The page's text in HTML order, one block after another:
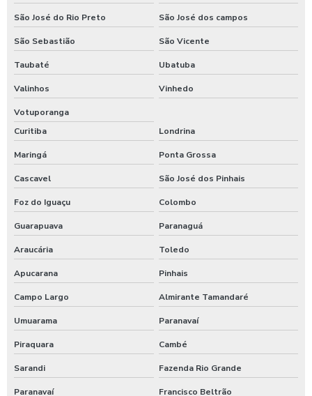
São José do Rio Preto São José dos campos
São Sebastião São Vicente
Taubaté Ubatuba
Valinhos Vinhedo
Votuporanga
Curitiba
Londrina
Maringá Ponta Grossa
Cascavel São José dos Pinhais
Foz do Iguaçu Colombo
Guarapuava Paranaguá
Araucária Toledo
Apucarana Pinhais
Campo Largo Almirante Tamandaré
Umuarama Paranavaí
Piraquara Cambé
Sarandi Fazenda Rio Grande
Paranavaí Francisco Beltrão